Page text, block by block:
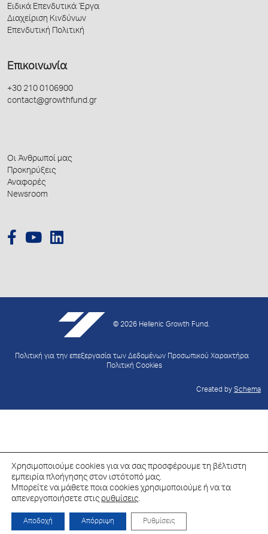
Ειδικά Επενδυτικά Έργα
Διαχείριση Κινδύνων
Επενδυτική Πολιτική
Επικοινωνία
+30 210 0106900
contact@growthfund.gr
Οι Άνθρωποί μας
Προκηρύξεις
Αναφορές
Newsroom
© 2026 Hellenic Growth Fund.
Πολιτική για την επεξεργασία των Δεδομένων Προσωπικού Χαρακτήρα
Πολιτική Cookies
Created by Schema
Χρησιμοποιούμε cookies για να σας προσφέρουμε τη βέλτιστη
εμπειρία πλοήγησης στον ιστότοπό μας.
Μπορείτε να μάθετε ποια cookies χρησιμοποιούμε ή να τα
απενεργοποιήσετε στις ρυθμίσεις.
Αποδοχή Απόρριψη Ρυθμίσεις